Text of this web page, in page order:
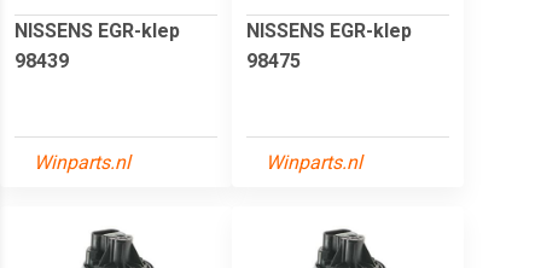
NISSENS EGR-klep
98439
Winparts.nl
NISSENS EGR-klep
98475
Winparts.nl